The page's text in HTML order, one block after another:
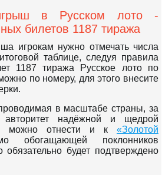
в Русском лото -
билетов 1187 тиража
игрокам нужно отмечать числа
таблице, следуя правила
1187 тиража Русское лото по
по номеру, для этого внесите
в масштабе страны, за
надёжной и щедрой
можно отнести и к «Золотой
обогащающей поклонников
будет подтверждено